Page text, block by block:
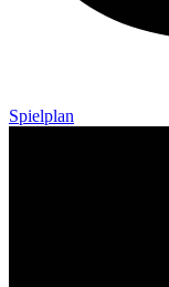
Spielplan